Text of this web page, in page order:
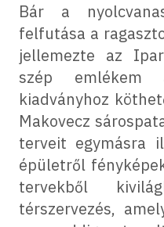
Bár a
felfutása a
jellemezte az
szép emlékem
kiadványhoz
Makovecz
terveit egymásra
épületről
tervekből
térszervezés,